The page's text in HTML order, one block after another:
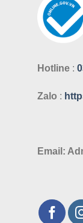
Hotline :
Zalo :
Email: